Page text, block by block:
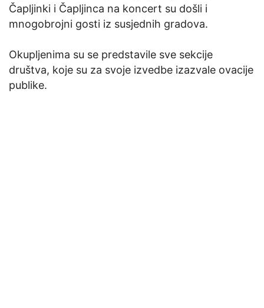
Čapljinki i Čapljinca na koncert su došli i
mnogobrojni gosti iz susjednih gradova.
Okupljenima su se predstavile sve sekcije
društva, koje su za svoje izvedbe izazvale ovacije
publike.